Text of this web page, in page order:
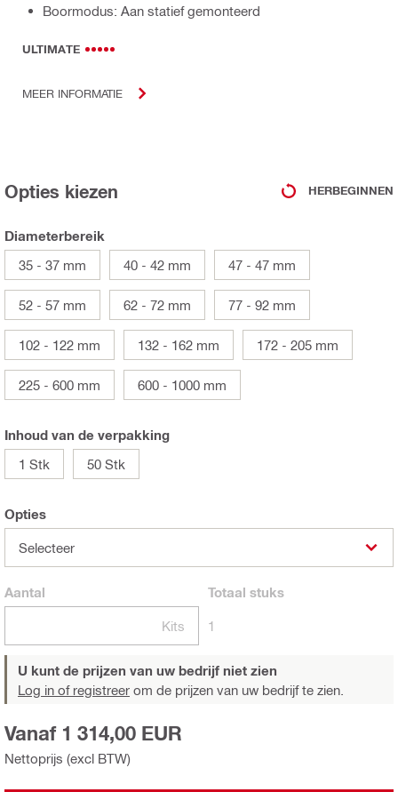
Boormodus: Aan statief gemonteerd
ULTIMATE
MEER INFORMATIE
Opties kiezen HERBEGINNEN
Diameterbereik
35 - 37 mm
40 - 42 mm 47 - 47 mm
52 - 57 mm 62 - 72 mm 77 - 92 mm
102 - 122 mm 132 - 162 mm 172 - 205 mm
225 - 600 mm 600 - 1000 mm
Inhoud van de verpakking
1 Stk
50 Stk
Opties
Selecteer
Aantal
Kits
Totaal stuks
1
U kunt de prijzen van uw bedrijf niet zien
Log in of registreer om de prijzen van uw bedrijf te zien.
Nettoprijs (excl BTW)
Vanaf 1 314,00 EUR